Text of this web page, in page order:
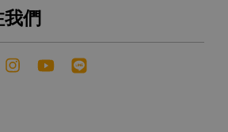
我們
InstagramYouTube